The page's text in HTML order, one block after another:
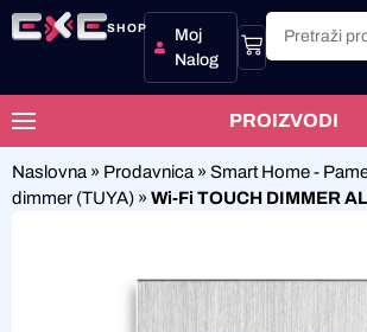
SHOP
Moj
Nalog
PROIZVODI
Naslovna » Prodavnica » Smart Home -
dimmer (TUYA) » Wi-Fi TOUCH DIMMER